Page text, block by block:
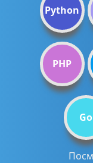
Python
PHP
Go